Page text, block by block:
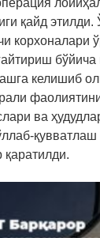
қайд этилди.
корхоналари
келишиб
ва
қаратилди.